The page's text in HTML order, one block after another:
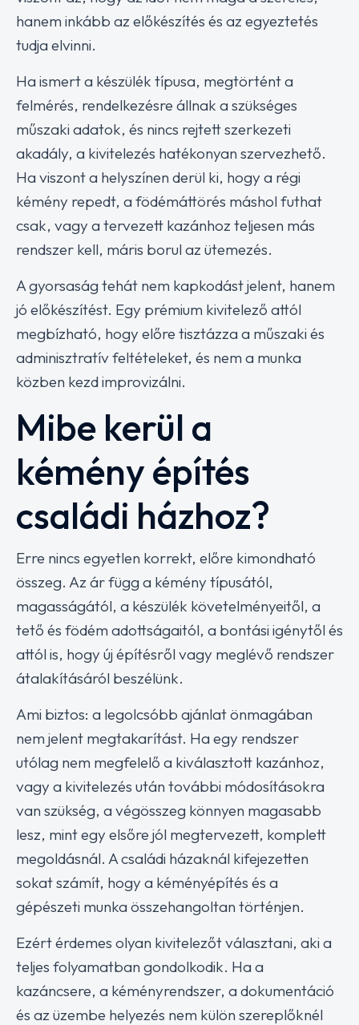
hanem inkább az előkészítés és az egyeztetés
tudja elvinni.
Ha ismert a készülék típusa, megtörtént a
felmérés, rendelkezésre állnak a szükséges
műszaki adatok, és nincs rejtett szerkezeti
akadály, a kivitelezés hatékonyan szervezhető.
Ha viszont a helyszínen derül ki, hogy a régi
kémény repedt, a födémáttörés máshol futhat
csak, vagy a tervezett kazánhoz teljesen más
rendszer kell, máris borul az ütemezés.
A gyorsaság tehát nem kapkodást jelent, hanem
jó előkészítést. Egy prémium kivitelező attól
megbízható, hogy előre tisztázza a műszaki és
adminisztratív feltételeket, és nem a munka
közben kezd improvizálni.
Mibe kerül a
kémény építés
családi házhoz?
Erre nincs egyetlen korrekt, előre kimondható
összeg. Az ár függ a kémény típusától,
magasságától, a készülék követelményeitől, a
tető és födém adottságaitól, a bontási igénytől és
attól is, hogy új építésről vagy meglévő rendszer
átalakításáról beszélünk.
Ami biztos: a legolcsóbb ajánlat önmagában
nem jelent megtakarítást. Ha egy rendszer
utólag nem megfelelő a kiválasztott kazánhoz,
vagy a kivitelezés után további módosításokra
van szükség, a végösszeg könnyen magasabb
lesz, mint egy elsőre jól megtervezett, komplett
megoldásnál. A családi házaknál kifejezetten
sokat számít, hogy a kéményépítés és a
gépészeti munka összehangoltan történjen.
Ezért érdemes olyan kivitelezőt választani, aki a
teljes folyamatban gondolkodik. Ha a
kazáncsere, a kéményrendszer, a dokumentáció
és az üzembe helyezés nem külön szereplőknél